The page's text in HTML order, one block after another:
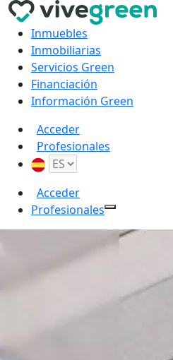
Inmuebles
Inmobiliarias
Servicios Green
Financiación
Información Green
Acceder
Profesionales
Acceder
Profesionales